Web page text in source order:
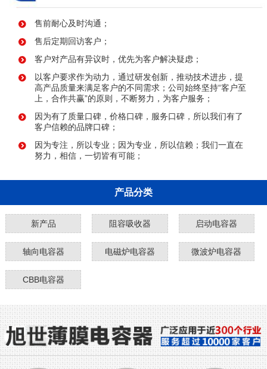
售前耐心及时沟通；
售后定期回访客户；
客户对产品有异议时，优先为客户解决疑虑；
以客户要求作为动力，通过研发创新，推动技术进步，提
高产品质量来满足客户的不同需求；公司始终坚持“客户至
上，合作共赢”的原则，不断努力，为客户服务；
因为有了质量口碑，价格口碑，服务口碑，所以我们有了
客户信赖的品牌口碑；
因为专注，所以专业；因为专业，所以信赖；我们一直在
努力，相信，一切皆有可能；
产品分类
新产品 阻容吸收器 启动电容器
轴向电容器 电磁炉电容器 微波炉电容器
CBB电容器